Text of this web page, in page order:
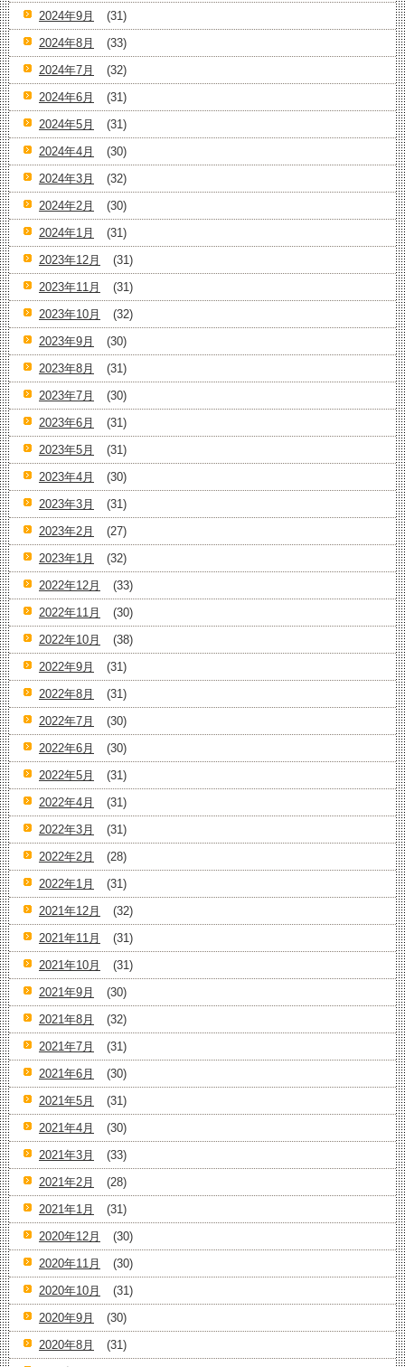
2024年9月
(31)
2024年8月
(33)
2024年7月
(32)
2024年6月
(31)
2024年5月
(31)
2024年4月
(30)
2024年3月
(32)
2024年2月
(30)
2024年1月
(31)
2023年12月
(31)
2023年11月
(31)
2023年10月
(32)
2023年9月
(30)
2023年8月
(31)
2023年7月
(30)
2023年6月
(31)
2023年5月
(31)
2023年4月
(30)
2023年3月
(31)
2023年2月
(27)
2023年1月
(32)
2022年12月
(33)
2022年11月
(30)
2022年10月
(38)
2022年9月
(31)
2022年8月
(31)
2022年7月
(30)
2022年6月
(30)
2022年5月
(31)
2022年4月
(31)
2022年3月
(31)
2022年2月
(28)
2022年1月
(31)
2021年12月
(32)
2021年11月
(31)
2021年10月
(31)
2021年9月
(30)
2021年8月
(32)
2021年7月
(31)
2021年6月
(30)
2021年5月
(31)
2021年4月
(30)
2021年3月
(33)
2021年2月
(28)
2021年1月
(31)
2020年12月
(30)
2020年11月
(30)
2020年10月
(31)
2020年9月
(30)
2020年8月
(31)